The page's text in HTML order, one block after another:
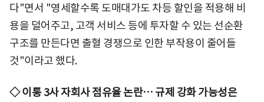
다"면서 "영세할수록 도매대가도 차등 할인을 적용해 비
용을 덜어주고, 고객 서비스 등에 투자할 수 있는 선순환
구조를 만든다면 출혈 경쟁으로 인한 부작용이 줄어들
것"이라고 했다.
◇ 이통 3사 자회사 점유율 논란… 규제 강화 가능성은